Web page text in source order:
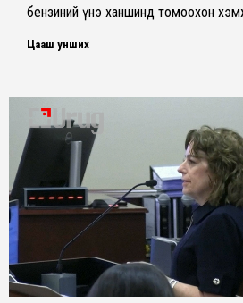
бензиний үнэ ханшинд томоохон
Цааш унших